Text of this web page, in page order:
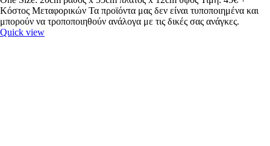
Κόστος Μεταφορικών Τα προϊόντα μας δεν είναι τυποποιημένα και
μπορούν να τροποποιηθούν ανάλογα με τις δικές σας ανάγκες.
Quick view